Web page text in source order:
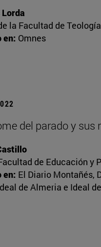
la Facultad de Teología
en: Omnes
del parado y sus
de Educación y
en: El Diario Montañés,
de Almeria e Ideal